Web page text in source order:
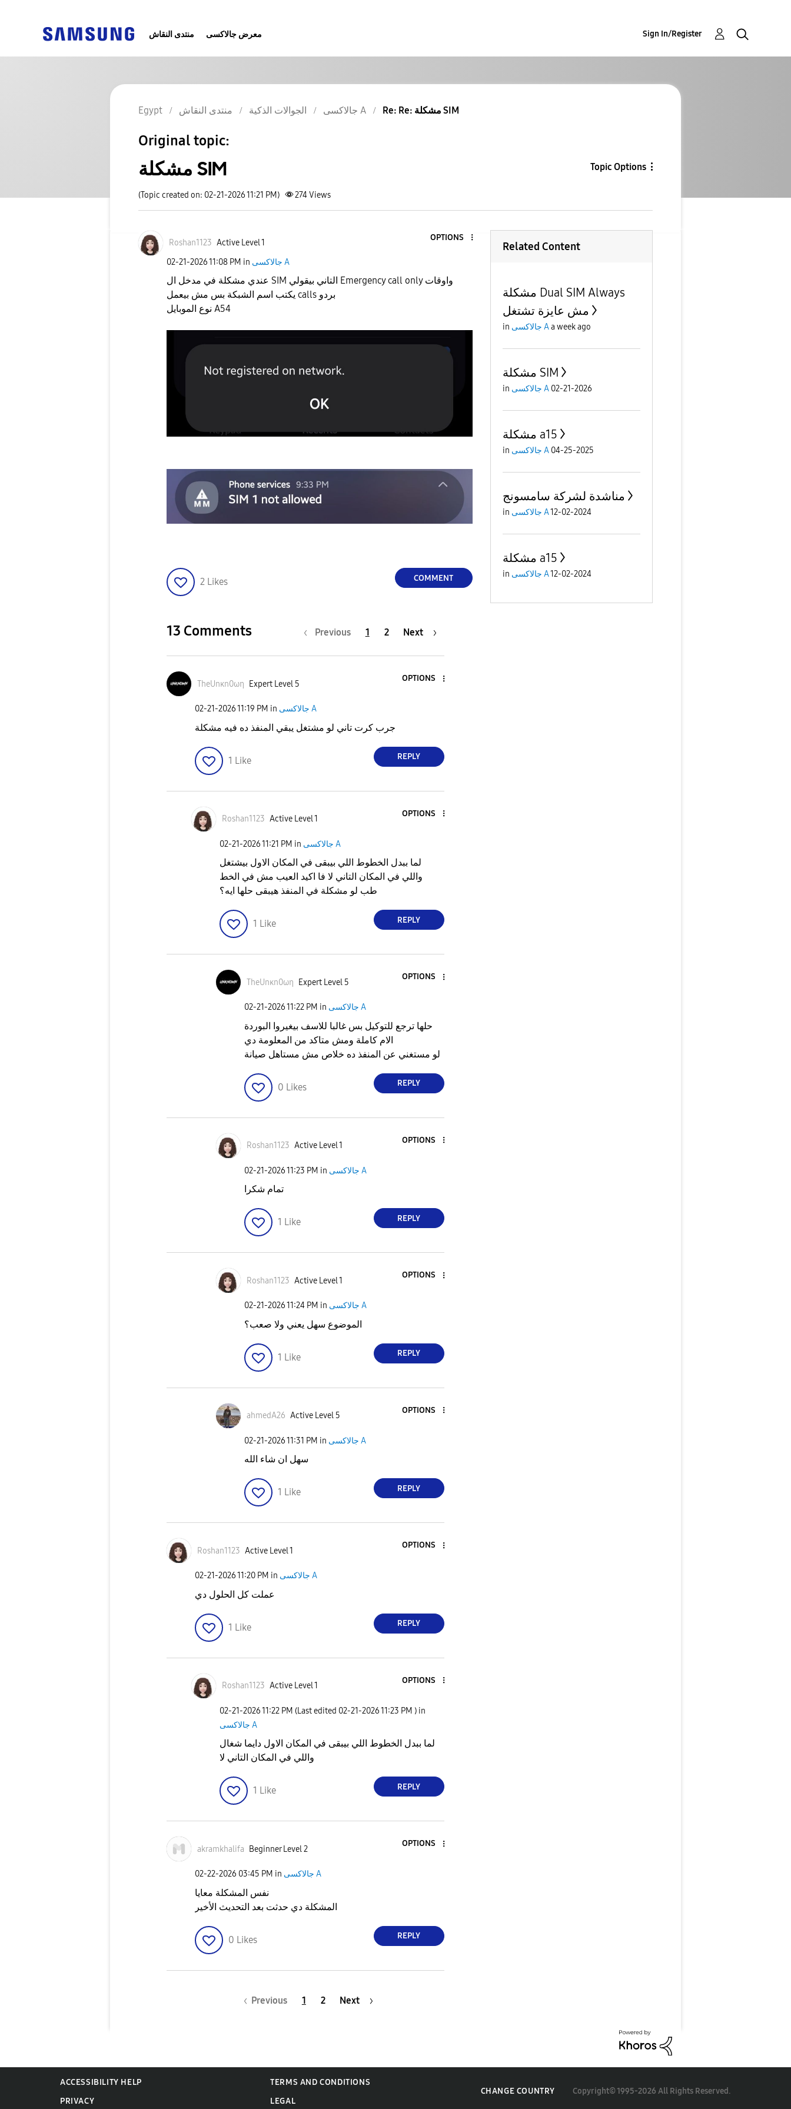
منتدى النقاش معرض جالاكسى Sign In/Register
Egypt منتدى النقاش الجوالات الذكية جالاكسى A Re: Re: مشكلة SIM
Original topic:
مشكلة SIM Topic Options
(Topic created on: 02-21-2026 11:21 PM) 274Views
Roshan1123 Active Level 1
OPTIONS
‎02-21-202611:08 PM in جالاكسى A
عندي مشكلة في مدخل ال SIM التاني بيقولي Emergency call only واوقات
نوع الموبايل A54
2 Likes COMMENT
13 Comments Previous 1 2 Next
TheUnκn0ωη Expert Level 5
OPTIONS
‎02-21-202611:19 PM in جالاكسى A
جرب كرت تاني لو مشتغل يبقي المنفذ ده فيه مشكلة
1 Like REPLY
Roshan1123 Active Level 1
OPTIONS
‎02-21-202611:21 PM in جالاكسى A
لما ببدل الخطوط اللي بيبقى في المكان الاول بيشتغل
واللي في المكان التاني لا فا اكيد العيب مش في الخط
طب لو مشكلة في المنفذ هيبقى حلها ايه؟
1 Like REPLY
TheUnκn0ωη Expert Level 5
OPTIONS
‎02-21-202611:22 PM in جالاكسى A
حلها ترجع للتوكيل بس غالبا للاسف بيغيروا البوردة
الام كاملة ومش متاكد من المعلومة دي
لو مستغني عن المنفذ ده خلاص مش مستاهل صيانة
0 Likes REPLY
Roshan1123 Active Level 1
OPTIONS
‎02-21-202611:23 PM in جالاكسى A
تمام شكرا
1 Like REPLY
Roshan1123 Active Level 1
OPTIONS
‎02-21-202611:24 PM in جالاكسى A
الموضوع سهل يعني ولا صعب؟
1 Like REPLY
ahmedA26 Active Level 5
OPTIONS
‎02-21-202611:31 PM in جالاكسى A
سهل ان شاء الله
1 Like REPLY
Roshan1123 Active Level 1
OPTIONS
‎02-21-202611:20 PM in جالاكسى A
عملت كل الحلول دي
1 Like REPLY
Roshan1123 Active Level 1
OPTIONS
‎02-21-202611:22 PM (Last edited ‎02-21-202611:23 PM ) in
جالاكسى A
لما ببدل الخطوط اللي بيبقى في المكان الاول دايما شغال
واللي في المكان التاني لا
1 Like REPLY
akramkhalifa Beginner Level 2
OPTIONS
‎02-22-2026 03:45 PM in جالاكسى A
نفس المشكلة معايا
المشكلة دي حدثت بعد التحديث الأخير
0 Likes REPLY
Previous 1 2 Next
Related Content
مشكلة Dual SIM Always
مش عايزة تشتغل
in جالاكسى Aa week ago
مشكلة SIM
in جالاكسى A 02-21-2026
مشكلة a15
in جالاكسى A 04-25-2025
مناشدة لشركة سامسونج
in جالاكسى A12-02-2024
مشكلة a15
in جالاكسى A12-02-2024
ACCESSIBILITY HELP
TERMS AND CONDITIONS
PRIVACY
LEGAL
CHANGE COUNTRY Copyright© 1995-2026 All Rights Reserved.